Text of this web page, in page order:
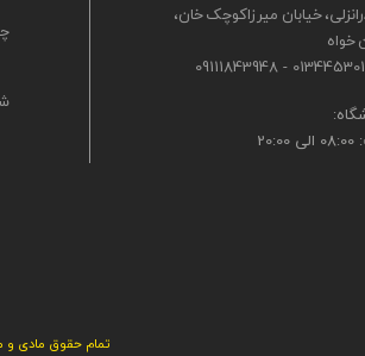
خیابان میرزاکوچک خان،
تمام حقوق مادی و